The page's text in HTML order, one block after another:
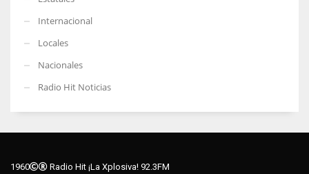
Internacional
Locales
Nacionales
Radio Hit Noticias
1960
Radio Hit ¡La Xplosiva! 92.3FM